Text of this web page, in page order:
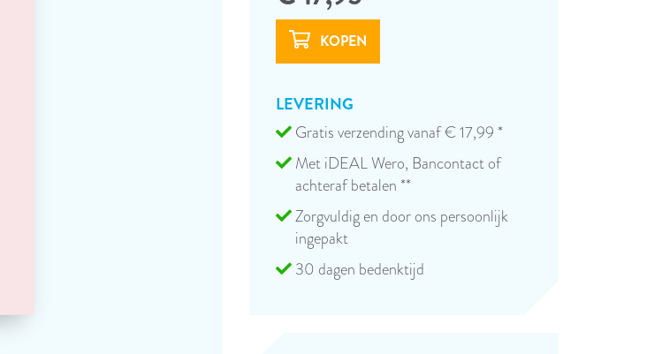
LEVERING
Gratis verzending vanaf € 17,99 *
Met iDEAL Wero, Bancontact of
achteraf betalen **
Zorgvuldig en door ons persoonlijk
ingepakt
30 dagen bedenktijd